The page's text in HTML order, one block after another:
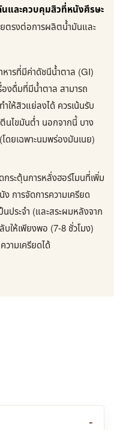
และควบคุมสิวที่หนังศีรษะ
ตรงต่อการผลิตน้ำมันและ
หารที่มีค่าดัชนีน้ำตาล (GI)
งดื่มที่มีน้ำตาล สามารถ
ให้สิวแย่ลงได้ ควรเน้นรับ
นไขมันต่ำ นอกจากนี้ บาง
ดยเฉพาะนมพร่องมันเนย)
กระตุ้นการหลั่งฮอร์โมนที่เพิ่ม
การจัดการความเครียด
ประจำ (และสระผมหลังจาก
บให้เพียงพอ (7-8 ชั่วโมง)
วามเครียดได้